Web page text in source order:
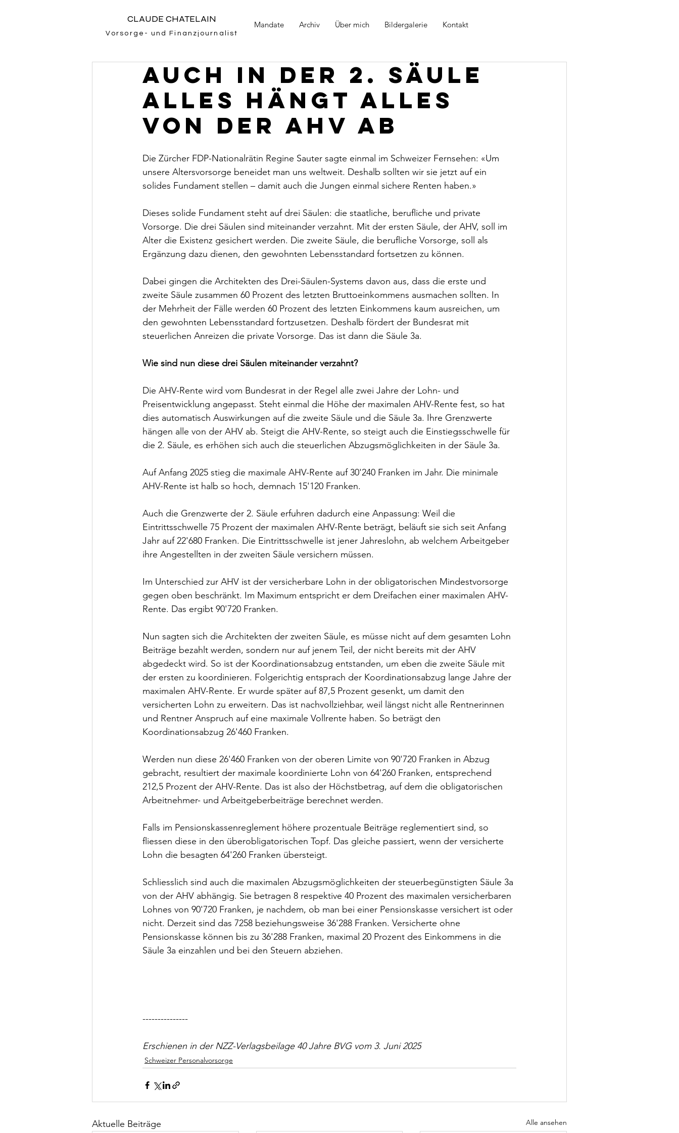
CLAUDE CHATELAIN
Mandate Archiv Über mich Bildergalerie Kontakt
Vorsorge- und Finanzjournalist
Auch in der 2. Säule
Alles hängt alles
von der AHV ab
Die Zürcher FDP-Nationalrätin Regine Sauter sagte einmal im Schweizer Fernsehen: «Um
unsere Altersvorsorge beneidet man uns weltweit. Deshalb sollten wir sie jetzt auf ein
solides Fundament stellen – damit auch die Jungen einmal sichere Renten haben.»
Dieses solide Fundament steht auf drei Säulen: die staatliche, berufliche und private
Vorsorge. Die drei Säulen sind miteinander verzahnt. Mit der ersten Säule, der AHV, soll im
Alter die Existenz gesichert werden. Die zweite Säule, die berufliche Vorsorge, soll als
Ergänzung dazu dienen, den gewohnten Lebensstandard fortsetzen zu können.
Dabei gingen die Architekten des Drei-Säulen-Systems davon aus, dass die erste und
zweite Säule zusammen 60 Prozent des letzten Bruttoeinkommens ausmachen sollten. In
der Mehrheit der Fälle werden 60 Prozent des letzten Einkommens kaum ausreichen, um
den gewohnten Lebensstandard fortzusetzen. Deshalb fördert der Bundesrat mit
steuerlichen Anreizen die private Vorsorge. Das ist dann die Säule 3a.
Wie sind nun diese drei Säulen miteinander verzahnt?
Die AHV-Rente wird vom Bundesrat in der Regel alle zwei Jahre der Lohn- und
Preisentwicklung angepasst. Steht einmal die Höhe der maximalen AHV-Rente fest, so hat
dies automatisch Auswirkungen auf die zweite Säule und die Säule 3a. Ihre Grenzwerte
hängen alle von der AHV ab. Steigt die AHV-Rente, so steigt auch die Einstiegsschwelle für
die 2. Säule, es erhöhen sich auch die steuerlichen Abzugsmöglichkeiten in der Säule 3a.
Auf Anfang 2025 stieg die maximale AHV-Rente auf 30'240 Franken im Jahr. Die minimale
AHV-Rente ist halb so hoch, demnach 15'120 Franken.
Auch die Grenzwerte der 2. Säule erfuhren dadurch eine Anpassung: Weil die
Eintrittsschwelle 75 Prozent der maximalen AHV-Rente beträgt, beläuft sie sich seit Anfang
Jahr auf 22'680 Franken. Die Eintrittsschwelle ist jener Jahreslohn, ab welchem Arbeitgeber
ihre Angestellten in der zweiten Säule versichern müssen.
Im Unterschied zur AHV ist der versicherbare Lohn in der obligatorischen Mindestvorsorge
gegen oben beschränkt. Im Maximum entspricht er dem Dreifachen einer maximalen AHV-
Rente. Das ergibt 90'720 Franken.
Nun sagten sich die Architekten der zweiten Säule, es müsse nicht auf dem gesamten Lohn
Beiträge bezahlt werden, sondern nur auf jenem Teil, der nicht bereits mit der AHV
abgedeckt wird. So ist der Koordinationsabzug entstanden, um eben die zweite Säule mit
der ersten zu koordinieren. Folgerichtig entsprach der Koordinationsabzug lange Jahre der
maximalen AHV-Rente. Er wurde später auf 87,5 Prozent gesenkt, um damit den
versicherten Lohn zu erweitern. Das ist nachvollziehbar, weil längst nicht alle Rentnerinnen
und Rentner Anspruch auf eine maximale Vollrente haben. So beträgt den
Koordinationsabzug 26'460 Franken.
Werden nun diese 26'460 Franken von der oberen Limite von 90'720 Franken in Abzug
gebracht, resultiert der maximale koordinierte Lohn von 64'260 Franken, entsprechend
212,5 Prozent der AHV-Rente. Das ist also der Höchstbetrag, auf dem die obligatorischen
Arbeitnehmer- und Arbeitgeberbeiträge berechnet werden.
Falls im Pensionskassenreglement höhere prozentuale Beiträge reglementiert sind, so
fliessen diese in den überobligatorischen Topf. Das gleiche passiert, wenn der versicherte
Lohn die besagten 64'260 Franken übersteigt.
Schliesslich sind auch die maximalen Abzugsmöglichkeiten der steuerbegünstigten Säule 3a
von der AHV abhängig. Sie betragen 8 respektive 40 Prozent des maximalen versicherbaren
Lohnes von 90'720 Franken, je nachdem, ob man bei einer Pensionskasse versichert ist oder
nicht. Derzeit sind das 7258 beziehungsweise 36'288 Franken. Versicherte ohne
Pensionskasse können bis zu 36'288 Franken, maximal 20 Prozent des Einkommens in die
Säule 3a einzahlen und bei den Steuern abziehen.
---------------
Erschienen in der NZZ-Verlagsbeilage 40 Jahre BVG vom 3. Juni 2025
Schweizer Personalvorsorge
Aktuelle Beiträge Alle ansehen